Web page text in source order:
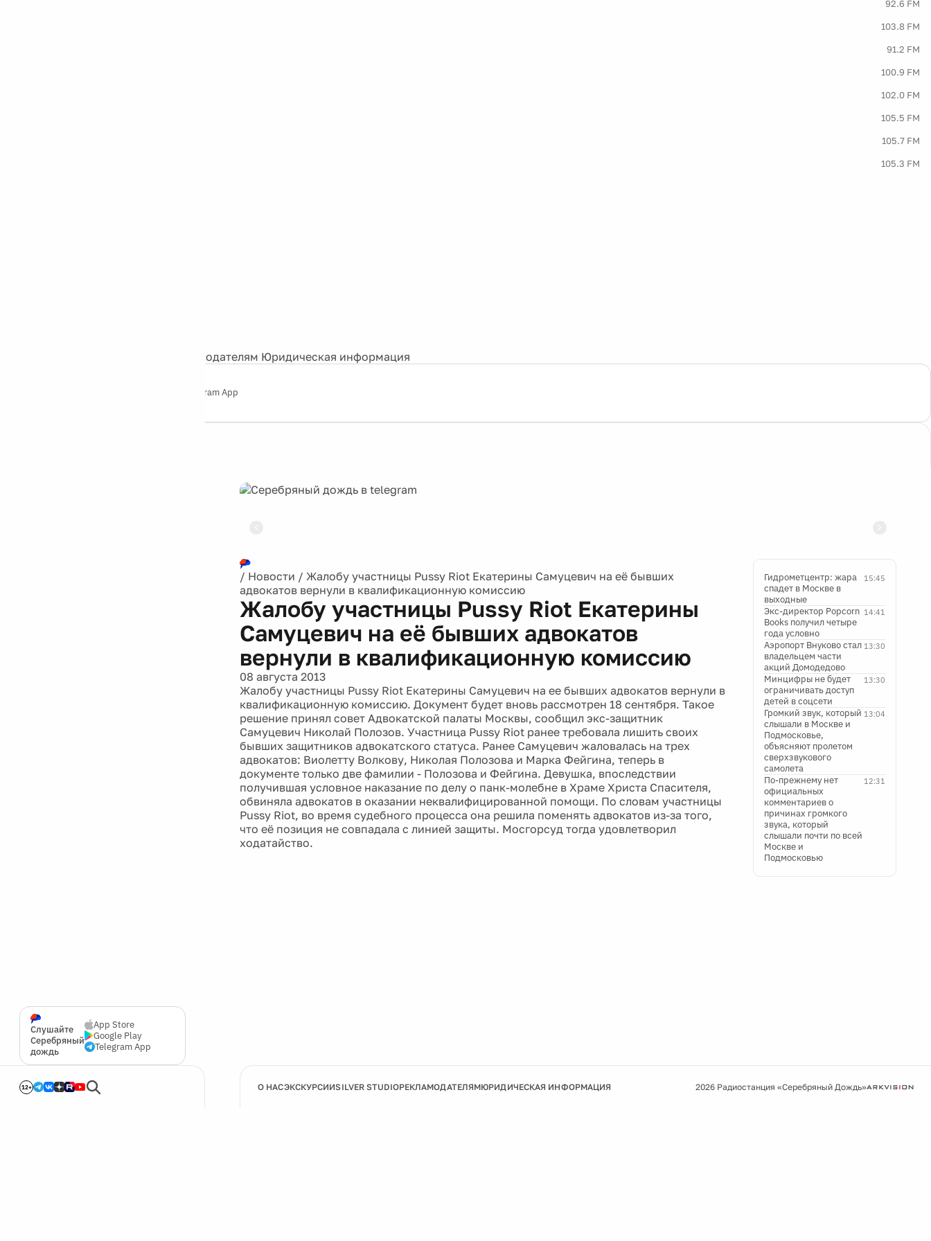
92.6 FM
103.8 FM
91.2 FM
100.9 FM
102.0 FM
105.5 FM
105.7 FM
105.3 FM
Рекламодателям Юридическая информация
Telegram App
Слушайте
Серебряный
дождь
App Store
Google Play
Telegram App
12+
/ Новости / Жалобу участницы Pussy Riot Екатерины Самуцевич на её бывших
адвокатов вернули в квалификационную комиссию
Жалобу участницы Pussy Riot Екатерины
Самуцевич на её бывших адвокатов
вернули в квалификационную комиссию
08 августа 2013
Жалобу участницы Pussy Riot Екатерины Самуцевич на ее бывших адвокатов вернули в
квалификационную комиссию. Документ будет вновь рассмотрен 18 сентября. Такое
решение принял совет Адвокатской палаты Москвы, сообщил экс-защитник
Самуцевич Николай Полозов. Участница Pussy Riot ранее требовала лишить своих
бывших защитников адвокатского статуса. Ранее Самуцевич жаловалась на трех
адвокатов: Виолетту Волкову, Николая Полозова и Марка Фейгина, теперь в
документе только две фамилии - Полозова и Фейгина. Девушка, впоследствии
получившая условное наказание по делу о панк-молебне в Храме Христа Спасителя,
обвиняла адвокатов в оказании неквалифицированной помощи. По словам участницы
Pussy Riot, во время судебного процесса она решила поменять адвокатов из-за того,
что её позиция не совпадала с линией защиты. Мосгорсуд тогда удовлетворил
ходатайство.
15:45
Гидрометцентр: жара
спадет в Москве в
выходные
14:41
Экс-директор Popcorn
Books получил четыре
года условно
13:30
Аэропорт Внуково стал
владельцем части
акций Домодедово
13:30
Минцифры не будет
ограничивать доступ
детей в соцсети
13:04
Громкий звук, который
слышали в Москве и
Подмосковье,
объясняют пролетом
сверхзвукового
самолета
12:31
По-прежнему нет
официальных
комментариев о
причинах громкого
звука, который
слышали почти по всей
Москве и
Подмосковью
О НАСЭКСКУРСИИSILVER STUDIOРЕКЛАМОДАТЕЛЯМЮРИДИЧЕСКАЯ ИНФОРМАЦИЯ 2026 Радиостанция «Серебряный Дождь»